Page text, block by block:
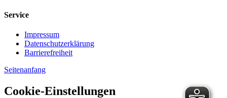
Service
Impressum
Datenschutzerklärung
Barrierefreiheit
Seitenanfang
Cookie-Einstellungen